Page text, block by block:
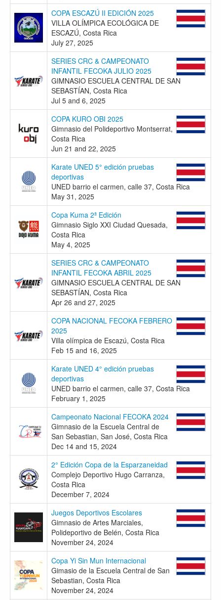
COPA ESCAZÚ II EDICIÓN 2025
VILLA OLÍMPICA ECOLÓGICA DE
ESCAZÚ, Costa Rica
July 27, 2025
SERIES CRC & CAMPEONATO
INFANTIL FECOKA JULIO 2025
GIMNASIO ESCUELA CENTRAL DE SAN
SEBASTÍAN, Costa Rica
Jul 5 and 6, 2025
COPA KURO OBI 2025
Gimnasio del Polideportivo Montserrat,
Costa Rica
Jun 21 and 22, 2025
Karate UNED 5° edición pruebas
deportivas
UNED barrio el carmen, calle 37, Costa Rica
May 31, 2025
Copa Kuma 2ª Edición
Gimnasio Siglo XXI Ciudad Quesada,
Costa Rica
May 4, 2025
SERIES CRC & CAMPEONATO
INFANTIL FECOKA ABRIL 2025
GIMNASIO ESCUELA CENTRAL DE SAN
SEBASTÍAN, Costa Rica
Apr 26 and 27, 2025
COPA NACIONAL FECOKA FEBRERO
2025
Villa olímpica de Escazú, Costa Rica
Feb 15 and 16, 2025
Karate UNED 4° edición pruebas
deportivas
UNED barrio el carmen, calle 37, Costa Rica
February 1, 2025
Campeonato Nacional FECOKA 2024
Gimnasio de la Escuela Central de
San Sebastian, San José, Costa Rica
Dec 14 and 15, 2024
2° Edición Copa de la Esparzaneidad
Complejo Deportivo Hugo Carranza,
Costa Rica
December 7, 2024
Juegos Deportivos Escolares
Gimnasio de Artes Marciales,
Polideportivo de Belén, Costa Rica
November 24, 2024
Copa Yi Sin Mun Internacional
Gimasio de la Escuela Central de San
Sebastian, Costa Rica
November 24, 2024